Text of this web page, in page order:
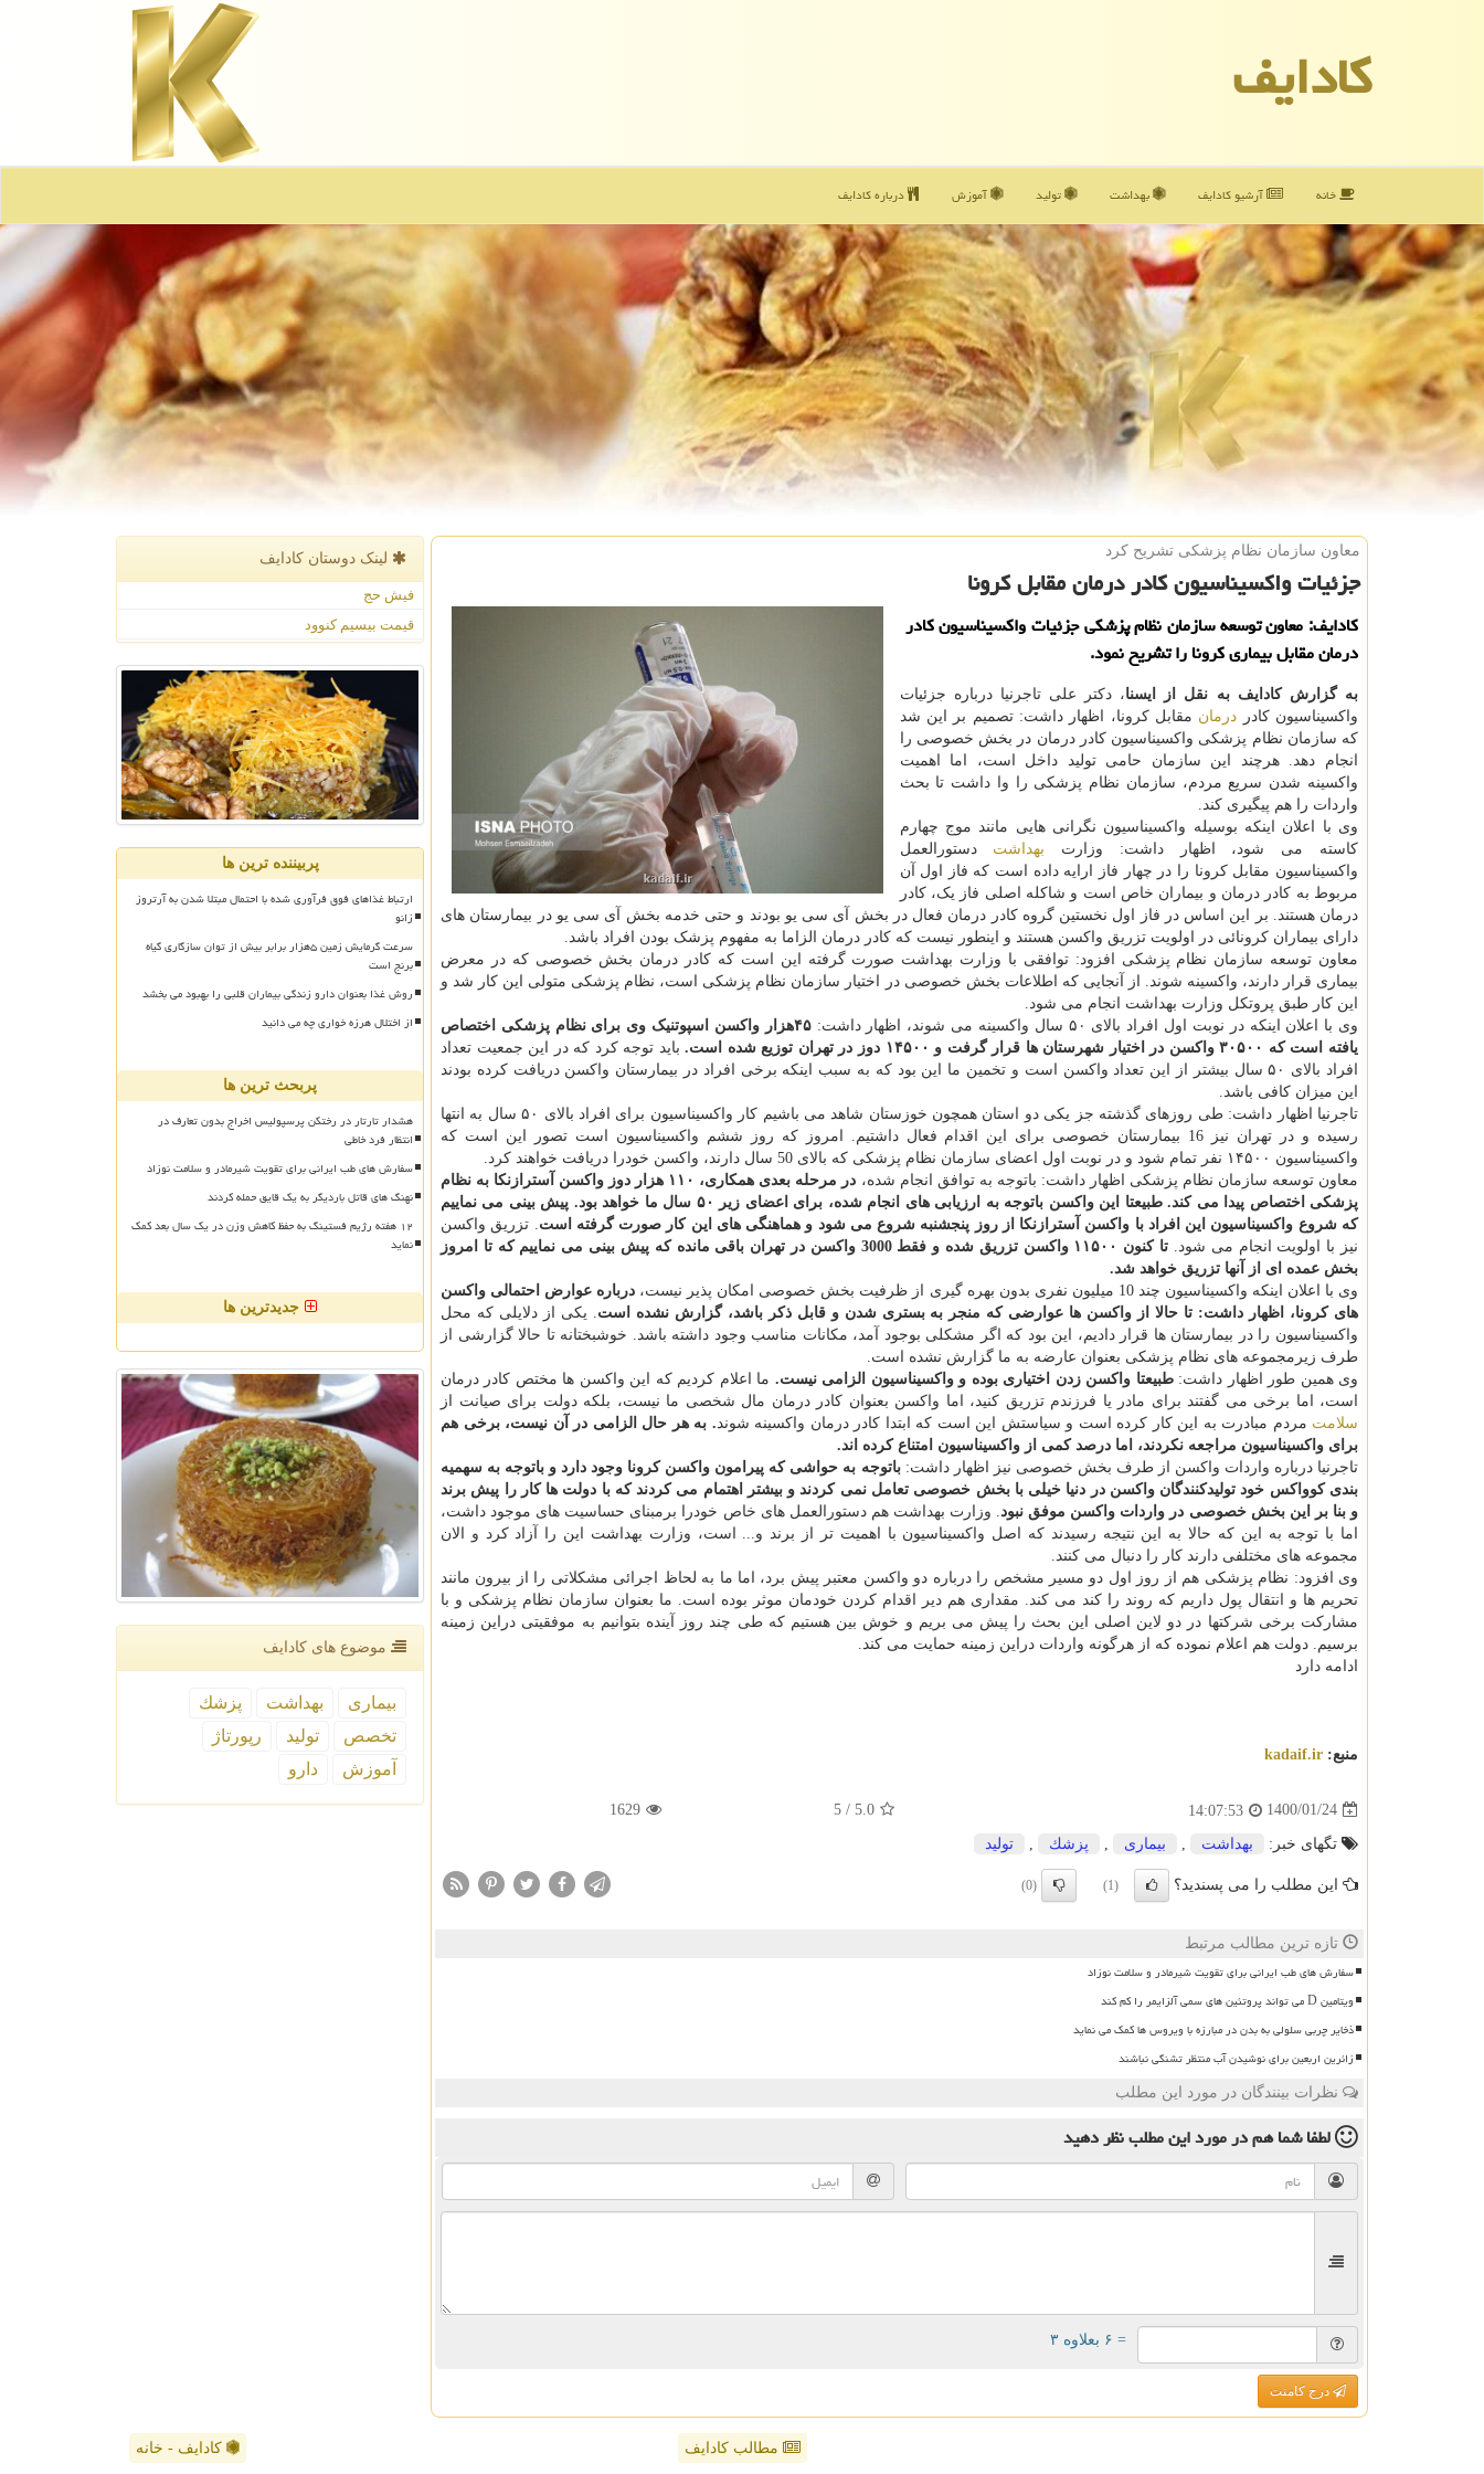
كادایف
خانه آرشیو كادایف بهداشت تولید آموزش درباره كادایف
معاون سازمان نظام پزشكی تشریح كرد
جزئیات واكسیناسیون كادر درمان مقابل كرونا
کادایف: معاون توسعه سازمان نظام پزشکی جزئیات واکسیناسیون کادر
درمان مقابل بیماری کرونا را تشریح نمود.
به گزارش کادایف به نقل از ایسنا، دکتر علی تاجرنیا درباره جزئیات
واکسیناسیون کادر درمان مقابل کرونا، اظهار داشت: تصمیم بر این شد
که سازمان نظام پزشکی واکسیناسیون کادر درمان در بخش خصوصی را
انجام دهد. هرچند این سازمان حامی تولید داخل است، اما اهمیت
واکسینه شدن سریع مردم، سازمان نظام پزشکی را وا داشت تا بحث
واردات را هم پیگیری کند.
وی با اعلان اینکه بوسیله واکسیناسیون نگرانی هایی مانند موج چهارم
کاسته می شود، اظهار داشت: وزارت بهداشت دستورالعمل
واکسیناسیون مقابل کرونا را در چهار فاز ارایه داده است که فاز اول آن
مربوط به کادر درمان و بیماران خاص است و شاکله اصلی فاز یک، کادر
درمان هستند. بر این اساس در فاز اول نخستین گروه کادر درمان فعال در بخش آی سی یو بودند و حتی خدمه بخش آی سی یو در بیمارستان های
دارای بیماران کرونائی در اولویت تزریق واکسن هستند و اینطور نیست که کادر درمان الزاما به مفهوم پزشک بودن افراد باشد.
معاون توسعه سازمان نظام پزشکی افزود: توافقی با وزارت بهداشت صورت گرفته این است که کادر درمان بخش خصوصی که در معرض
بیماری قرار دارند، واکسینه شوند. از آنجایی که اطلاعات بخش خصوصی در اختیار سازمان نظام پزشکی است، نظام پزشکی متولی این کار شد و
این کار طبق پروتکل وزارت بهداشت انجام می شود.
وی با اعلان اینکه در نوبت اول افراد بالای ۵۰ سال واکسینه می شوند، اظهار داشت:
۴۵هزار واکسن اسپوتنیک وی برای نظام پزشکی اختصاص
یافته است که ۳۰۵۰۰ واکسن در اختیار شهرستان ها قرار گرفت و ۱۴۵۰۰ دوز در تهران توزیع شده است.
باید توجه کرد که در این جمعیت تعداد
افراد بالای ۵۰ سال بیشتر از این تعداد واکسن است و تخمین ما این بود که به سبب اینکه برخی افراد در بیمارستان واکسن دریافت کرده بودند
این میزان کافی باشد.
تاجرنیا اظهار داشت: طی روزهای گذشته جز یکی دو استان همچون خوزستان شاهد می باشیم کار واکسیناسیون برای افراد بالای ۵۰ سال به انتها
رسیده و در تهران نیز 16 بیمارستان خصوصی برای این اقدام فعال داشتیم. امروز که روز ششم واکسیناسیون است تصور این است که
واکسیناسیون ۱۴۵۰۰ نفر تمام شود و در نوبت اول اعضای سازمان نظام پزشکی که بالای 50 سال دارند، واکسن خودرا دریافت خواهند کرد.
معاون توسعه سازمان نظام پزشکی اظهار داشت: باتوجه به توافق انجام شده،
در مرحله بعدی همکاری، ۱۱۰ هزار دوز واکسن آسترازنکا به نظام
پزشکی اختصاص پیدا می کند. طبیعتا این واکسن باتوجه به ارزیابی های انجام شده، برای اعضای زیر ۵۰ سال ما خواهد بود. پیش بینی می نماییم
که شروع واکسیناسیون این افراد با واکسن آسترازنکا از روز پنجشنبه شروع می شود و هماهنگی های این کار صورت گرفته است. تزریق واکسن
نیز با اولویت انجام می شود.
تا کنون ۱۱۵۰۰ واکسن تزریق شده و فقط 3000 واکسن در تهران باقی مانده که پیش بینی می نماییم که تا امروز
بخش عمده ای از آنها تزریق خواهد شد.
وی با اعلان اینکه واکسیناسیون چند 10 میلیون نفری بدون بهره گیری از ظرفیت بخش خصوصی امکان پذیر نیست،
درباره عوارض احتمالی واکسن
های کرونا، اظهار داشت: تا حالا از واکسن ها عوارضی که منجر به بستری شدن و قابل ذکر باشد، گزارش نشده است. یکی از دلایلی که محل
واکسیناسیون را در بیمارستان ها قرار دادیم، این بود که اگر مشکلی بوجود آمد، مکانات مناسب وجود داشته باشد. خوشبختانه تا حالا گزارشی از
طرف زیرمجموعه های نظام پزشکی بعنوان عارضه به ما گزارش نشده است.
وی همین طور اظهار داشت:طبیعتا واکسن زدن اختیاری بوده و واکسیناسیون الزامی نیست. ما اعلام کردیم که این واکسن ها مختص کادر درمان
است، اما برخی می گفتند برای مادر یا فرزندم تزریق کنید، اما واکسن بعنوان کادر درمان مال شخصی ما نیست، بلکه دولت برای صیانت از
سلامت مردم مبادرت به این کار کرده است و سیاستش این است که ابتدا کادر درمان واکسینه شوند. به هر حال الزامی در آن نیست، برخی هم
برای واکسیناسیون مراجعه نکردند، اما درصد کمی از واکسیناسیون امتناع کرده اند.
تاجرنیا درباره واردات واکسن از طرف بخش خصوصی نیز اظهار داشت:باتوجه به حواشی که پیرامون واکسن کرونا وجود دارد و باتوجه به سهمیه
بندی کوواکس خود تولیدکنندگان واکسن در دنیا خیلی با بخش خصوصی تعامل نمی کردند و بیشتر اهتمام می کردند که با دولت ها کار را پیش برند
و بنا بر این بخش خصوصی در واردات واکسن موفق نبود. وزارت بهداشت هم دستورالعمل های خاص خودرا برمبنای حساسیت های موجود داشت،
اما با توجه به این که حالا به این نتیجه رسیدند که اصل واکسیناسیون با اهمیت تر از برند و... است، وزارت بهداشت این را آزاد کرد و الان
مجموعه های مختلفی دارند کار را دنبال می کنند.
وی افزود: نظام پزشکی هم از روز اول دو مسیر مشخص را درباره دو واکسن معتبر پیش برد، اما ما به لحاظ اجرائی مشکلاتی را از بیرون مانند
تحریم ها و انتقال پول داریم که روند را کند می کند. مقداری هم دیر اقدام کردن خودمان موثر بوده است. ما بعنوان سازمان نظام پزشکی و با
مشارکت برخی شرکتها در دو لاین اصلی این بحث را پیش می بریم و خوش بین هستیم که طی چند روز آینده بتوانیم به موفقیتی دراین زمینه
برسیم. دولت هم اعلام نموده که از هرگونه واردات دراین زمینه حمایت می کند.
ادامه دارد
منبع: kadaif.ir
1400/01/24
14:07:53
5.0
/
5
1629
تگهای خبر: بهداشت , بیماری , پزشك , تولید
این مطلب را می پسندید؟ (1)
(0)
تازه ترین مطالب مرتبط
سفارش های طب ایرانی برای تقویت شیرمادر و سلامت نوزاد
ویتامین D می تواند پروتئین های سمی آلزایمر را کم کند
ذخایر چربی سلولی به بدن در مبارزه با ویروس ها کمک می نماید
زائرین اربعین برای نوشیدن آب منتظر تشنگی نباشند
نظرات بینندگان در مورد این مطلب
لطفا شما همدر مورد این مطلبنظر دهید
= ۶ بعلاوه ۳
درج کامنت
لینک دوستان كادایف
فیش حج
قیمت بیسیم کنوود
پربیننده ترین ها
ارتباط غذاهای فوق فرآوری شده با احتمال مبتلا شدن به آرتروز
زانو
سرعت گرمایش زمین ۵هزار برابر بیش از توان سازگاری گیاه
برنج است
روش غذا بعنوان دارو زندگی بیماران قلبی را بهبود می بخشد
از اختلال هرزه خواری چه می دانید
پربحث ترین ها
هشدار تارتار در رختکن پرسپولیس اخراج بدون تعارف در
انتظار فرد خاطی
سفارش های طب ایرانی برای تقویت شیرمادر و سلامت نوزاد
نهنگ های قاتل باردیگر به یک قایق حمله کردند
۱۲ هفته رژیم فستینگ به حفظ کاهش وزن در یک سال بعد کمک
نماید
جدیدترین ها
موضوع های كادایف
بیماری بهداشت
پزشك
تخصص
تولید
رپورتاژ
آموزش
دارو
مطالب کادایف کادایف - خانه